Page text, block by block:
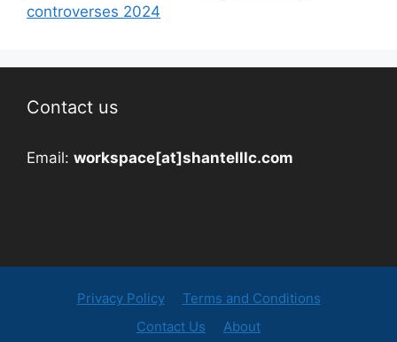
controverses 2024
Contact us
Email: workspace[at]shantelllc.com
Privacy Policy
Terms and Conditions
Contact Us
About